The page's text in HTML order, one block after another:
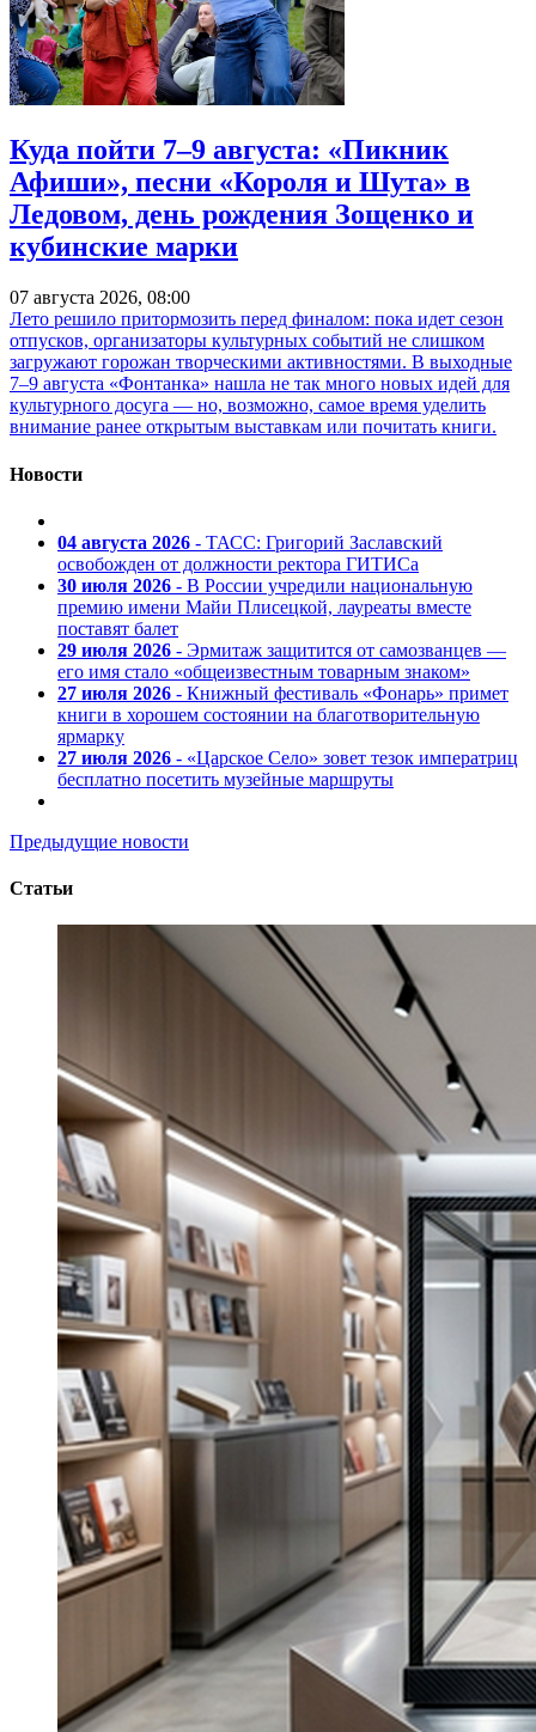
Куда пойти 7–9 августа: «Пикник
Афиши», песни «Короля и Шута» в
Ледовом, день рождения Зощенко и
кубинские марки
07 августа 2026, 08:00
Лето решило притормозить перед финалом: пока идет сезон
отпусков, организаторы культурных событий не слишком
загружают горожан творческими активностями. В выходные
7–9 августа «Фонтанка» нашла не так много новых идей для
культурного досуга — но, возможно, самое время уделить
внимание ранее открытым выставкам или почитать книги.
Новости
04 августа 2026 - ТАСС: Григорий Заславский
освобожден от должности ректора ГИТИСа
30 июля 2026 - В России учредили национальную
премию имени Майи Плисецкой, лауреаты вместе
поставят балет
29 июля 2026 - Эрмитаж защитится от самозванцев —
его имя стало «общеизвестным товарным знаком»
27 июля 2026 - Книжный фестиваль «Фонарь» примет
книги в хорошем состоянии на благотворительную
ярмарку
27 июля 2026 - «Царское Село» зовет тезок императриц
бесплатно посетить музейные маршруты
Предыдущие новости
Статьи